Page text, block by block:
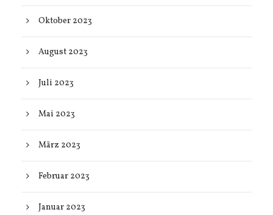
Oktober 2023
August 2023
Juli 2023
Mai 2023
März 2023
Februar 2023
Januar 2023